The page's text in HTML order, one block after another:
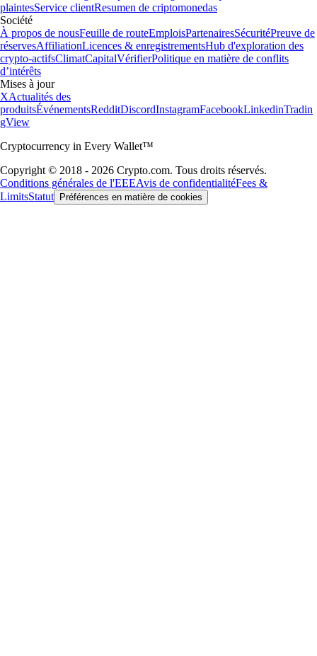
plaintesService clientResumen de criptomonedas
Société
À propos de nousFeuille de routeEmploisPartenairesSécuritéPreuve de
réservesAffiliationLicences & enregistrementsHub d'exploration des
crypto-actifsClimatCapitalVérifierPolitique en matière de conflits
d’intérêts
Mises à jour
XActualités des
produitsÉvénementsRedditDiscordInstagramFacebookLinkedinTradin
gView
Cryptocurrency in Every Wallet™
Copyright © 2018 - 2026 Crypto.com. Tous droits réservés.
Conditions générales de l'EEEAvis de confidentialitéFees &
LimitsStatut Préférences en matière de cookies